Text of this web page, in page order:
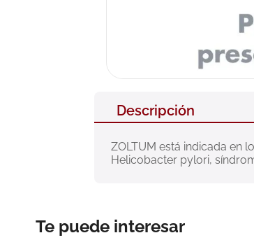
Descripción
ZOLTUM está indicada en
Helicobacter pylori,
Te puede interesar